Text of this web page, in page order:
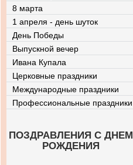
8 марта
1 апреля - день шуток
День Победы
Выпускной вечер
Ивана Купала
Церковные праздники
Международные праздники
Профессиональные праздники
ПОЗДРАВЛЕНИЯ С ДНЕМ
РОЖДЕНИЯ